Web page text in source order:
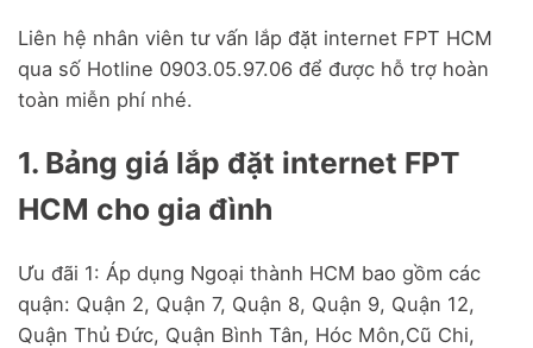
Liên hệ nhân viên tư vấn lắp đặt internet FPT HCM
qua số Hotline 0903.05.97.06 để được hỗ trợ hoàn
toàn miễn phí nhé.
1. Bảng giá lắp đặt internet FPT
HCM cho gia đình
Ưu đãi 1: Áp dụng Ngoại thành HCM bao gồm các
quận: Quận 2, Quận 7, Quận 8, Quận 9, Quận 12,
Quận Thủ Đức, Quận Bình Tân, Hóc Môn,Cũ Chi,